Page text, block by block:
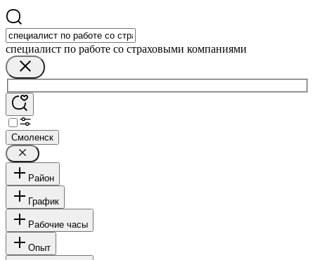
специалист по работе со страховыми компаниями
Смоленск
Район
График
Рабочие часы
Опыт